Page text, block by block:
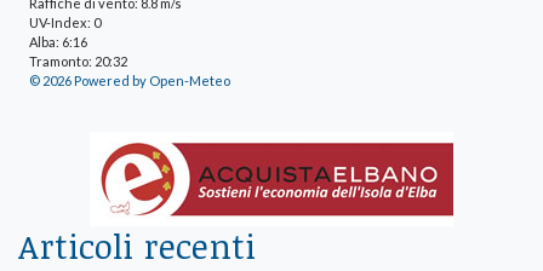
Raffiche di vento: 8.8 m/s
UV-Index: 0
Alba: 6:16
Tramonto: 20:32
© 2026 Powered by Open-Meteo
Articoli recenti